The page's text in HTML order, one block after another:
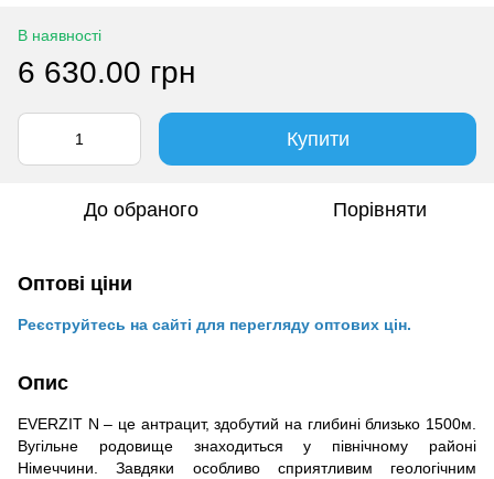
В наявності
6 630.00 грн
Купити
До обраного Порівняти
Оптові ціни
Реєструйтесь на сайті для перегляду оптових цін.
Опис
EVERZIT N – це антрацит, здобутий на глибині близько 1500м.
Вугільне родовище знаходиться у північному районі
Німеччини. Завдяки особливо сприятливим геологічним